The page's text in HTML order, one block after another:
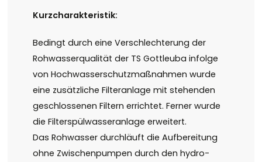
Kurzcharakteristik:
Bedingt durch eine Verschlechterung der
Rohwasserqualität der TS Gottleuba infolge
von Hochwasserschutzmaßnahmen wurde
eine zusätzliche Filteranlage mit stehenden
geschlossenen Filtern errichtet. Ferner wurde
die Filterspülwasseranlage erweitert.
Das Rohwasser durchläuft die Aufbereitung
ohne Zwischenpumpen durch den hydro-